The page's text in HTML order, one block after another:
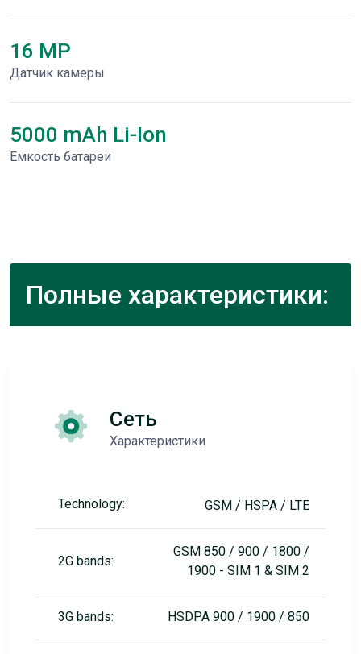
16 MP
Датчик камеры
5000 mAh Li-Ion
Емкость батареи
Полные характеристики:
Сеть
Характеристики
Technology: GSM / HSPA / LTE
2G bands:
GSM 850 / 900 / 1800 /
1900 - SIM 1 & SIM 2
3G bands: HSDPA 900 / 1900 / 850